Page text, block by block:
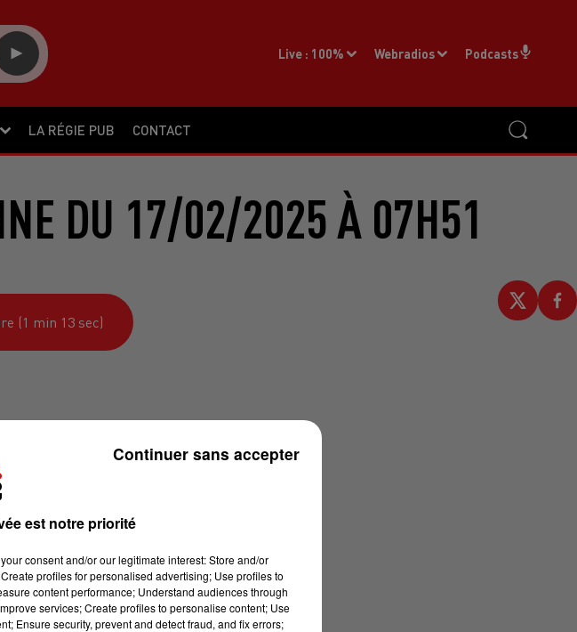
LA RÉGIE PUB CONTACT
Live : 100% Webradios Podcasts
DU 17/02/2025 À 07H51
(1 min 13 sec)
est notre priorité
consent and/or our legitimate interest: Store and/or
profiles for personalised advertising; Use profiles to
content performance; Understand audiences through
services; Create profiles to personalise content; Use
Ensure security, prevent and detect fraud, and fix errors;
Continuer sans accepter